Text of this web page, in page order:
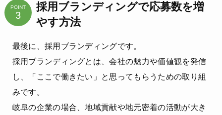
POINT
採用ブランディングで応募数を増
やす方法
最後に、採用ブランディングです。
採用ブランディングとは、会社の魅力や価値観を発信
し、「ここで働きたい」と思ってもらうための取り組
みです。
岐阜の企業の場合、地域貢献や地元密着の活動が大き